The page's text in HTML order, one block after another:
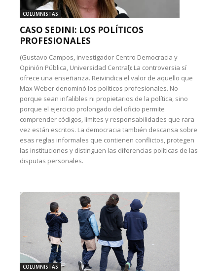
COLUMNISTAS
CASO SEDINI: LOS POLÍTICOS
PROFESIONALES
(Gustavo Campos, investigador Centro Democracia y
Opinión Pública, Universidad Central): La controversia sí
ofrece una enseñanza. Reivindica el valor de aquello que
Max Weber denominó los políticos profesionales. No
porque sean infalibles ni propietarios de la política, sino
porque el ejercicio prolongado del oficio permite
comprender códigos, límites y responsabilidades que rara
vez están escritos. La democracia también descansa sobre
esas reglas informales que contienen conflictos, protegen
las instituciones y distinguen las diferencias políticas de las
disputas personales.
COLUMNISTAS